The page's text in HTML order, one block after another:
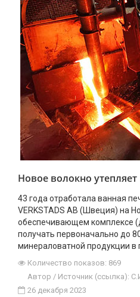
Новое волокно
43 года отработала ванная
VERKSTADS AB (Швеция) на
обеспечивающем комплексе
получать первоначально до
минераловатной продукции в
Количество показов: 869
Автор / Источник (ссылка):
26 декабря 2023